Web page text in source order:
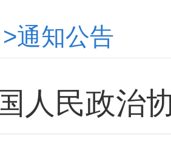
>通知公告
人民政治